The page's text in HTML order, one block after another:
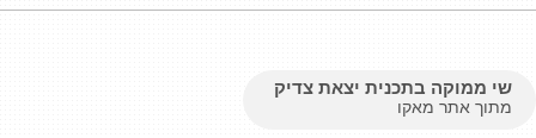
שי ממוקה בתכנית יצאת צדיק
מתוך אתר מאקו